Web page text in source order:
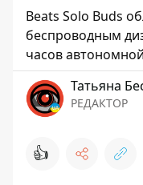
Beats Solo Buds
беспроводным
часов
Татьяна
РЕДАКТОР
👍